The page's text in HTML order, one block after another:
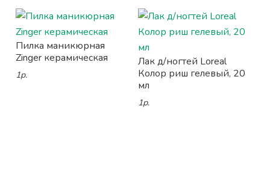
Пилка маникюрная
Zinger керамическая
1р.
Лак д/ногтей Loreal
Колор риш гелевый, 20
мл
1р.